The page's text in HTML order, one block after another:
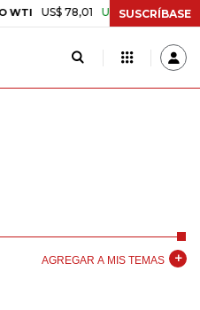
US$ 78,01 US$ 2,92 +3,89%
SUSCRÍBASE
AGREGAR A MIS TEMAS